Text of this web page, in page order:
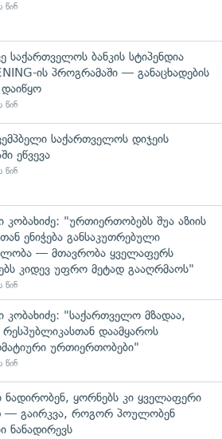
წინ
საქართველოს ბანკის სტიპენდია
ის პროგრამაში — განაცხადების
წინ
საქართველოს დიჯეის
ეწვევა
წინ
კობახიძე: "ურთიერთობებს შუა აზიის
ენიჭება განსაკუთრებული
— მთავრობა ყველაფერს
კიდევ უფრო მეტად გააღრმაოს"
წინ
კობახიძე: "საქართველო მზადაა,
რესპუბლიკასთან დაამყაროს
ურთიერთობები"
წინ
ნადირობენ, ყორნებს კი ყველაფერი
— გაირკვა, როგორ პოულობენ
ნანადირევს